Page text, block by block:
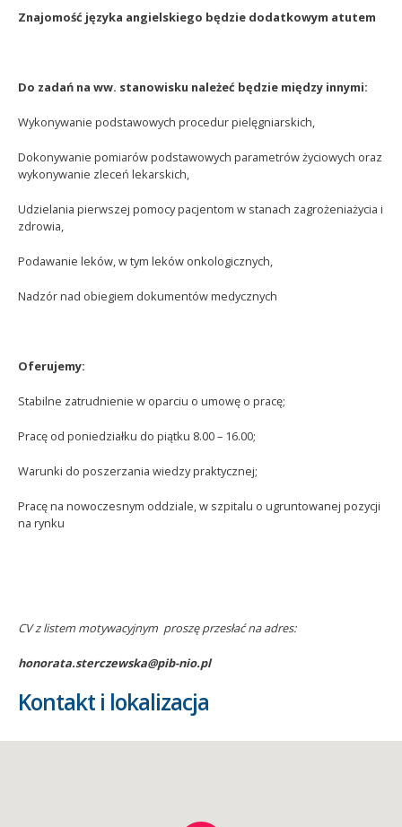
Znajomość języka angielskiego będzie dodatkowym atutem
Do zadań na ww. stanowisku należeć będzie między innymi:
Wykonywanie podstawowych procedur pielęgniarskich,
Dokonywanie pomiarów podstawowych parametrów życiowych oraz
wykonywanie zleceń lekarskich,
Udzielania pierwszej pomocy pacjentom w stanach zagrożeniażycia i
zdrowia,
Podawanie leków, w tym leków onkologicznych,
Nadzór nad obiegiem dokumentów medycznych
Oferujemy:
Stabilne zatrudnienie w oparciu o umowę o pracę;
Pracę od poniedziałku do piątku 8.00 – 16.00;
Warunki do poszerzania wiedzy praktycznej;
Pracę na nowoczesnym oddziale, w szpitalu o ugruntowanej pozycji
na rynku
CV z listem motywacyjnym proszę przesłać na adres:
honorata.sterczewska@pib-nio.pl
Kontakt i lokalizacja